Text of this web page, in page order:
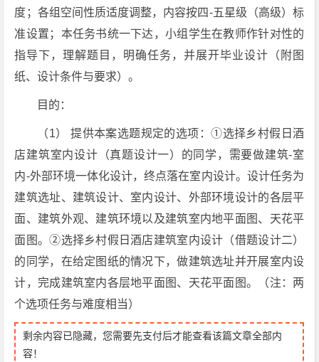
度；各组空间性质适度调整，内容按四-五星级（高级）标
准设置；本任务书统一下达，小组学生在教师作针对性的
指导下，理解题目，明确任务，并展开毕业设计（附图
纸、设计条件与要求）。
目的：
（1） 提供本案选题规定的选项：①选择乡村假日酒
店建筑室内设计（真题设计一）的同学，需要做建筑-室
内-外部环境一体化设计，终点落在室内设计。设计任务为
建筑选址、建筑设计、室内设计、外部环境设计的各层平
面、建筑外观、建筑环境以及建筑室内地平面图、天花平
面图。②选择乡村假日酒店建筑室内设计（借题设计二）
的同学，在给定图纸的情况下，做建筑选址并开展室内设
计，完成建筑室内各层地平面图、天花平面图。（注：两
个选项任务与难度相当）
剩余内容已隐藏，您需要先支付后才能查看该篇文章全部内
容！